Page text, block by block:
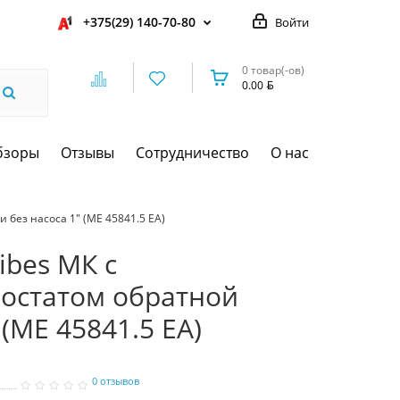
Войти
+375(29) 140-70-80
0 товар(-ов)
0.00
Отзывы Сотрудничество О нас
без насоса 1" (МЕ 45841.5 ЕА)
МК с
обратной
45841.5 ЕА)
0 отзывов